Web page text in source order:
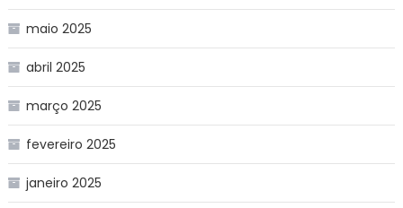
maio 2025
abril 2025
março 2025
fevereiro 2025
janeiro 2025